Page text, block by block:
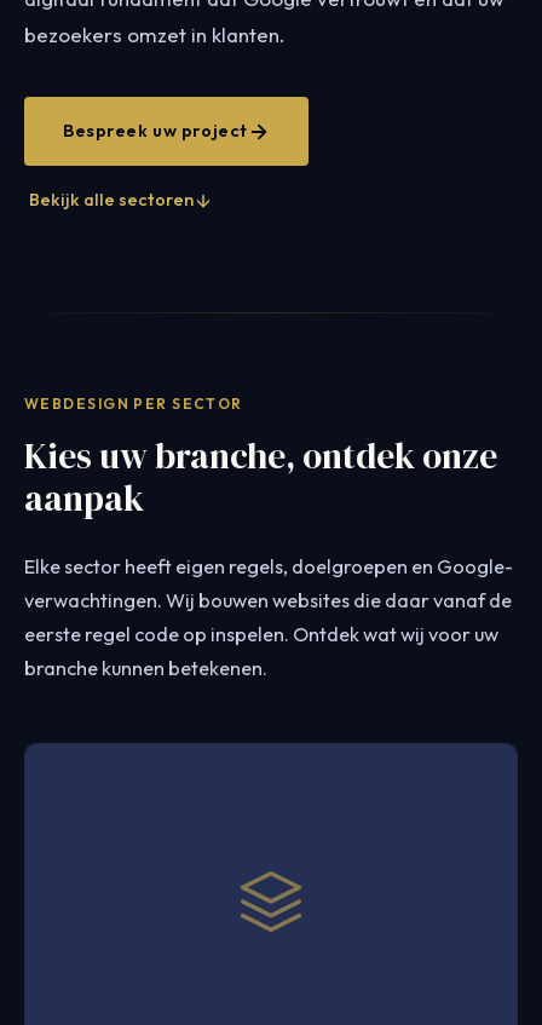
bezoekers omzet in klanten.
Bespreek uw project
Bekijk alle sectoren
WEBDESIGN PER SECTOR
Kies uw branche, ontdek onze
aanpak
Elke sector heeft eigen regels, doelgroepen en Google-
verwachtingen. Wij bouwen websites die daar vanaf de
eerste regel code op inspelen. Ontdek wat wij voor uw
branche kunnen betekenen.